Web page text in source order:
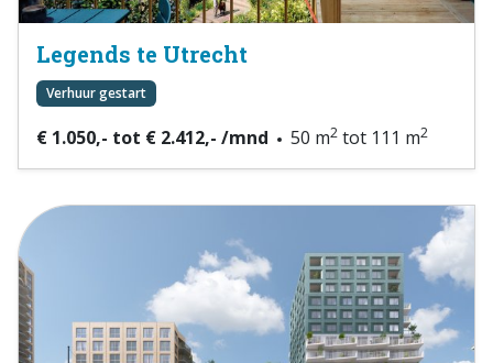
Legends te Utrecht
Verhuur gestart
€ 1.050,- tot € 2.412,- /mnd 50 m2 tot 111 m2